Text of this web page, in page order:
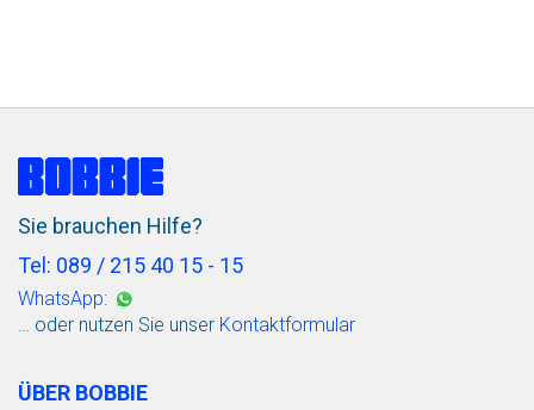
Sie brauchen Hilfe?
Tel: 089 / 215 40 15 - 15
WhatsApp:
… oder nutzen Sie unser Kontaktformular
ÜBER BOBBIE